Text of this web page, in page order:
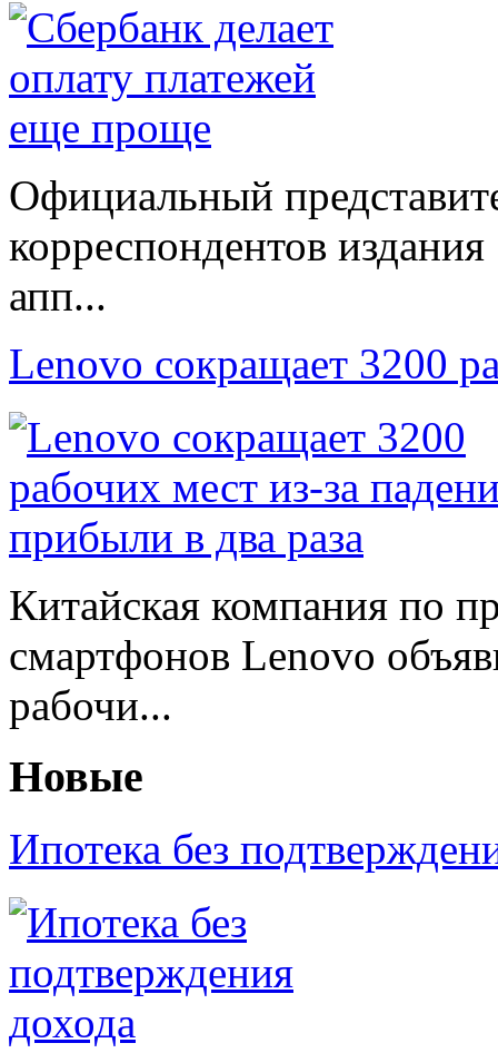
Официальный
корреспондентов
апп...
Lenovo сокращает 3200
Китайская компания по
смартфонов Lenovo
рабочи...
Новые
Ипотека без